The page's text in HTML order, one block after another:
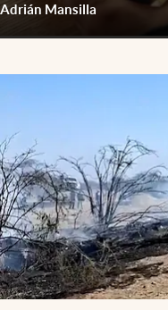
Adrián Mansilla